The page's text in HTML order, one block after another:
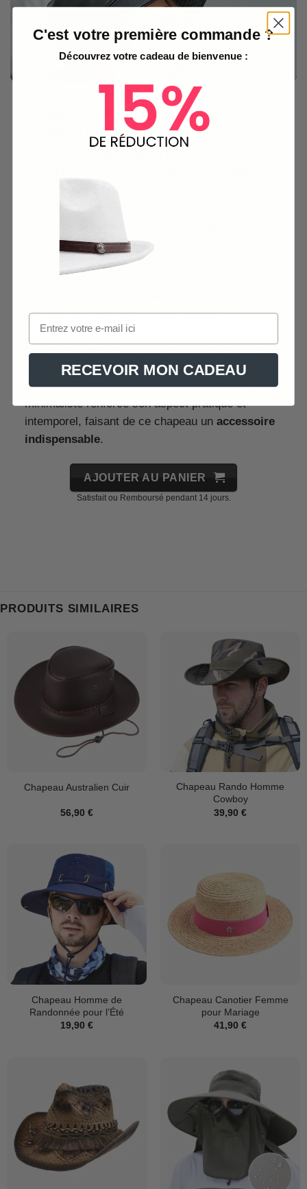
Élégance Fonctionnelle avec un
Soupçon de Luxe
surface lisse et légèrement brillante
Les bords arrondis et la calotte légèrement
bombée apportent une touche de sophistication,
tandis que la couleur noire solide assure une
polyvalence inégalée. Les coutures discrètes
mais soignées ajoutent à la durabilité du produit,
ajustement confortable pour toutes. La
doublure en coton ajoute une couche
supplémentaire de confort, faisant de ce chapeau
un choix idéal pour une utilisation quotidienne ou
pour des occasions plus habillées. Son design
minimaliste renforce son aspect pratique et
intemporel, faisant de ce chapeau un accessoire
indispensable.
AJOUTER AU PANIER
Satisfait ou Remboursé pendant 14 jours.
PRODUITS SIMILAIRES
Chapeau Australien Cuir
56,90 €
Chapeau Rando Homme
Cowboy
39,90 €
Chapeau Homme de
Randonnée pour l’Été
19,90 €
Chapeau Canotier Femme
pour Mariage
41,90 €
C'est votre première commande ?
Découvrez votre cadeau de bienvenue :
RECEVOIR MON CADEAU